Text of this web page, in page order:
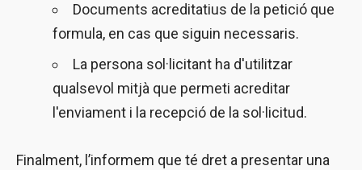
Documents acreditatius de la petició que
formula, en cas que siguin necessaris.
La persona sol·licitant ha d'utilitzar
qualsevol mitjà que permeti acreditar
l'enviament i la recepció de la sol·licitud.
Finalment, l’informem que té dret a presentar una